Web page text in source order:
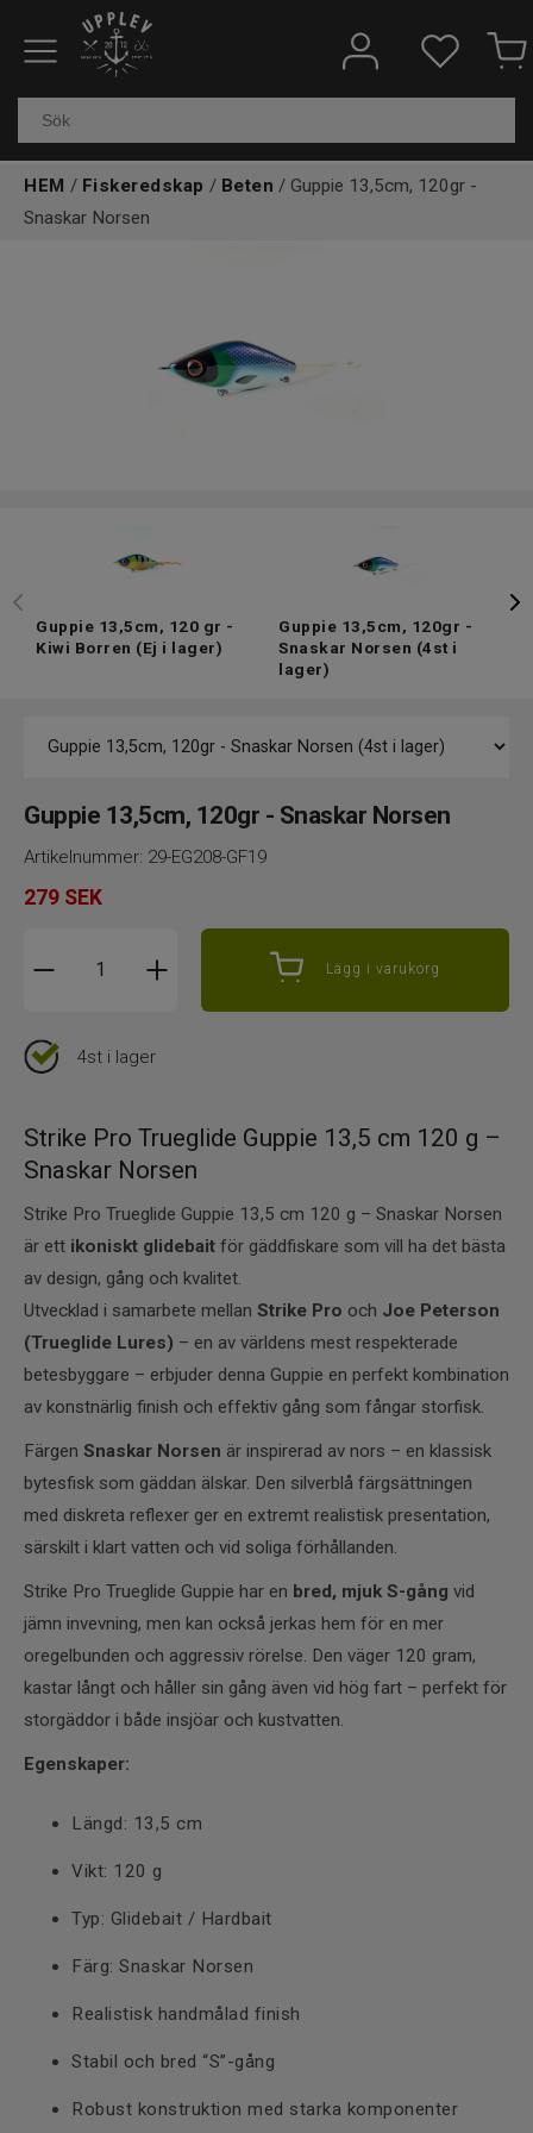
Fiskeredskap
Kläder & skor
HEM / Fiskeredskap / Beten / Guppie 13,5cm, 120gr -
Snaskar Norsen
Guppie 13,5cm, 120 gr -
Kiwi Borren (Ej i lager)
Guppie 13,5cm, 120gr -
Snaskar Norsen (4st i
lager)
Guppie 13,5cm, 120gr - Snaskar Norsen
Artikelnummer: 29-EG208-GF19
279 SEK
Lägg i varukorg
4st i lager
Strike Pro Trueglide Guppie 13,5 cm 120 g –
Snaskar Norsen
Strike Pro Trueglide Guppie 13,5 cm 120 g – Snaskar Norsen
är ett ikoniskt glidebait för gäddfiskare som vill ha det bästa
av design, gång och kvalitet.
Utvecklad i samarbete mellan Strike Pro och Joe Peterson
(Trueglide Lures) – en av världens mest respekterade
betesbyggare – erbjuder denna Guppie en perfekt kombination
av konstnärlig finish och effektiv gång som fångar storfisk.
Färgen Snaskar Norsen är inspirerad av nors – en klassisk
bytesfisk som gäddan älskar. Den silverblå färgsättningen
med diskreta reflexer ger en extremt realistisk presentation,
särskilt i klart vatten och vid soliga förhållanden.
Strike Pro Trueglide Guppie har en bred, mjuk S-gång vid
jämn invevning, men kan också jerkas hem för en mer
oregelbunden och aggressiv rörelse. Den väger 120 gram,
kastar långt och håller sin gång även vid hög fart – perfekt för
storgäddor i både insjöar och kustvatten.
Egenskaper:
Längd: 13,5 cm
Vikt: 120 g
Typ: Glidebait / Hardbait
Färg: Snaskar Norsen
Realistisk handmålad finish
Stabil och bred “S”-gång
Robust konstruktion med starka komponenter